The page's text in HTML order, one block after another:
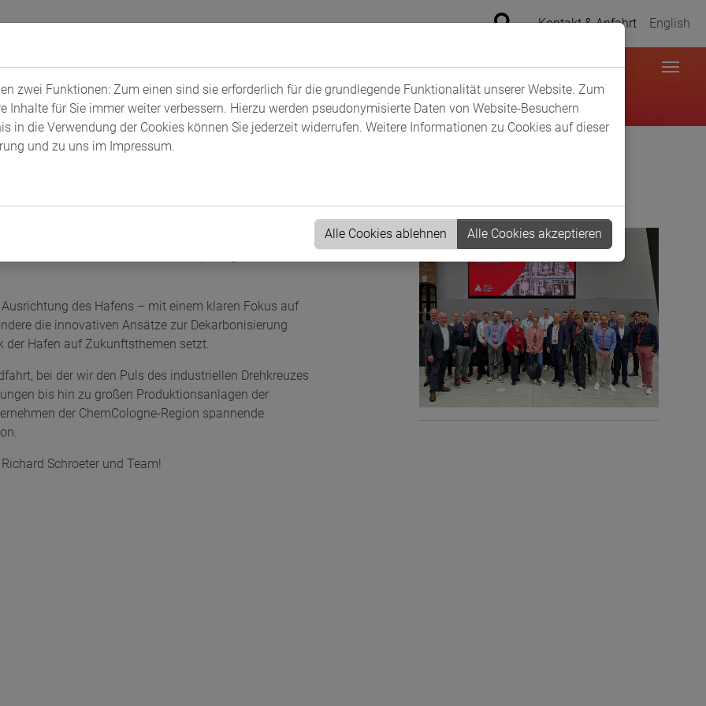
Kontakt & Anfahrt English
Antwerp-Bruges
Über 20 Vertreterinnen und Vertreter der
Netzwerktreffen im Port of Antwerp-Bruges
des Hafens – mit einem klaren Fokus auf
die innovativen Ansätze zur Dekarbonisierung
Hafen auf Zukunftsthemen setzt.
bei der wir den Puls des industriellen Drehkreuzes
bis hin zu großen Produktionsanlagen der
der ChemCologne-Region spannende
Schroeter und Team!
zwei Funktionen: Zum einen sind sie erforderlich für die grundlegende Funktionalität unserer Website. Zum
Inhalte für Sie immer weiter verbessern. Hierzu werden pseudonymisierte Daten von Website-Besuchern
in die Verwendung der Cookies können Sie jederzeit widerrufen. Weitere Informationen zu Cookies auf dieser
und zu uns im Impressum.
Alle Cookies ablehnen Alle Cookies akzeptieren